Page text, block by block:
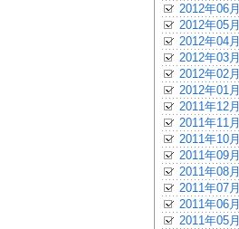
2012年06月
2012年05月
2012年04月
2012年03月
2012年02月
2012年01月
2011年12月
2011年11月
2011年10月
2011年09月
2011年08月
2011年07月
2011年06月
2011年05月